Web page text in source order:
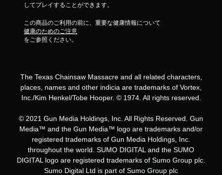
してプレイすることができます。
この商品のご利用の前に、重要な健康情報について
健康のためのご注意
をご参照ください。
The Texas Chainsaw Massacre and all related characters,
places, names and other indicia are trademarks of Vortex,
Inc./Kim Henkel/Tobe Hooper. © 1974. All rights reserved.
© 2021 Gun Media Holdings, Inc. All Rights Reserved. Gun
Media™ and the Gun Media™ logo are trademarks and/or
registered trademarks of Gun Media Holdings, Inc.
throughout the world. SUMO DIGITAL and the SUMO
DIGITAL logo are registered trademarks of Sumo Group plc.
Sumo Digital Ltd is part of Sumo Group plc